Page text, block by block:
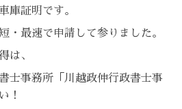
庫証明です。
・最速で申請して参りました。
は、
士事務所「川越政伸行政書士事
！